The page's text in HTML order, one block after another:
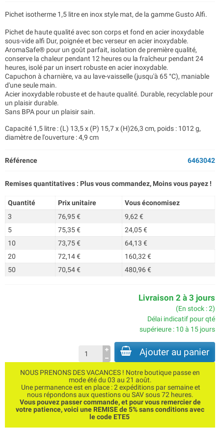
Pichet isotherme 1,5 litre en inox style mat, de la gamme Gusto Alfi.
Pichet de haute qualité avec son corps et fond en acier inoxydable
sous-vide alfi Dur, poignée et bec verseur en acier inoxydable.
AromaSafe® pour un goût parfait, isolation de première qualité,
conserve la chaleur pendant 12 heures ou la fraîcheur pendant 24
heures, isolé par un insert robuste en acier inoxydable.
Capuchon à charnière, va au lave-vaisselle (jusqu'à 65 °C), maniable
d'une seule main.
Acier inoxydable robuste et de haute qualité. Durable, recyclable pour
un plaisir durable.
Sans BPA pour un plaisir sain.
Capacité 1,5 litre : (L) 13,5 x (P) 15,7 x (H)26,3 cm, poids : 1012 g,
diamètre de l'ouverture : 4,9 cm
Référence 6463042
Remises quantitatives : Plus vous commandez, Moins vous payez !
Quantité Prix unitaire
Vous économisez
3
76,95 €
9,62 €
5
75,35 €
24,05 €
10
73,75 €
64,13 €
20
72,14 €
160,32 €
50
70,54 € 480,96 €
Livraison 2 à 3 jours
(En stock : 2)
Délai indicatif pour qté
supérieure : 10 à 15 jours
Ajouter au panier
NOUS PRENONS DES VACANCES ! Notre boutique passe en
mode été du 03 au 21 août.
Une permanence est en place : 2 expéditions par semaine et
nous répondons aux questions ou SAV sous 72 heures.
Vous pouvez passer commande, et pour vous remercier de
votre patience, voici une REMISE de 5% sans conditions avec
le code ETE5